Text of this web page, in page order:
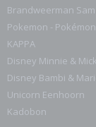
Brandweerman Sam
Pokemon - Pokémon
KAPPA
Disney Minnie &
Disney Bambi &
Unicorn Eenhoorn
Kadobon